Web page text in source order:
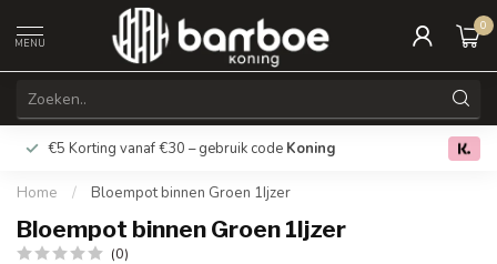
MENU
0
€5 Korting vanaf €30 – gebruik code Koning Gratis
Home / Bloempot binnen Groen 1Ijzer
Bloempot binnen Groen 1Ijzer
(0)